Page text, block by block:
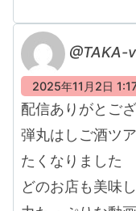
@TAKA-
2025年11月2日
配信ありがとご
弾丸はしご酒ツ
たくなりました
どのお店も美味